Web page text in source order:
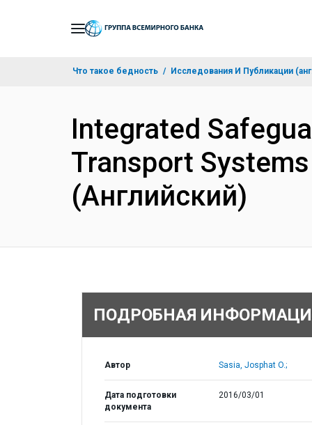
Что такое бедность Исследования И Публикации
Integrated
Transport
(Английский)
ПОДРОБНАЯ
Автор Sasia, Josphat O.;
Дата подготовки
документа
2016/03/01